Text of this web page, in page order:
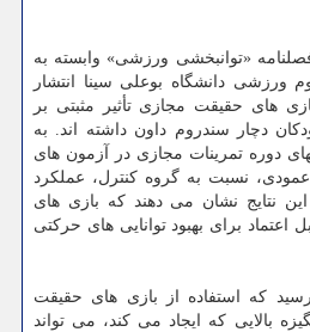
«توانبخشی ورزشی» وابسته به
ورزشی دانشگاه بوعلی سینا انتشار
های حقیقت مجازی تأثیر مثبتی بر
دچار سندروم داون داشته اند. به
دوره تمرینات مجازی در آزمون های
نسبت به گروه کنترل، عملکرد
نتایج نشان می دهند که بازی های
اعتماد برای بهبود توانایی های حرکتی
رسید که استفاده از بازی های حقیقت
بالایی که ایجاد می کند، می تواند